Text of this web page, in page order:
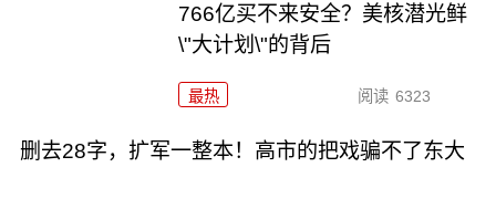
766亿买不来安全？美核潜光鲜
\"大计划\"的背后
最热 阅读 6323
删去28字，扩军一整本！高市的把戏骗不了东大